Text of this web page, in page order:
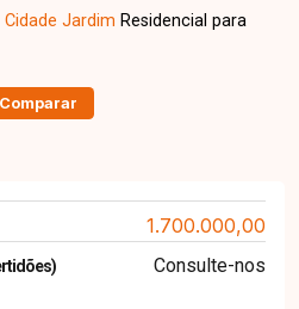
Cidade Jardim Residencial para
Comparar
1.700.000,00
Consulte-nos